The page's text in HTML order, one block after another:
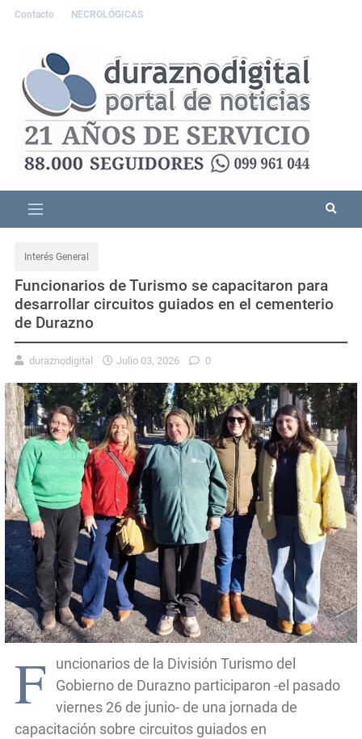
Contacto NECROLÓGICAS
Interés General
Funcionarios de Turismo se capacitaron para
desarrollar circuitos guiados en el cementerio
de Durazno
duraznodigital Julio 03, 2026 0
F
uncionarios de la División Turismo del
Gobierno de Durazno participaron -el pasado
viernes 26 de junio- de una jornada de
capacitación sobre circuitos guiados en